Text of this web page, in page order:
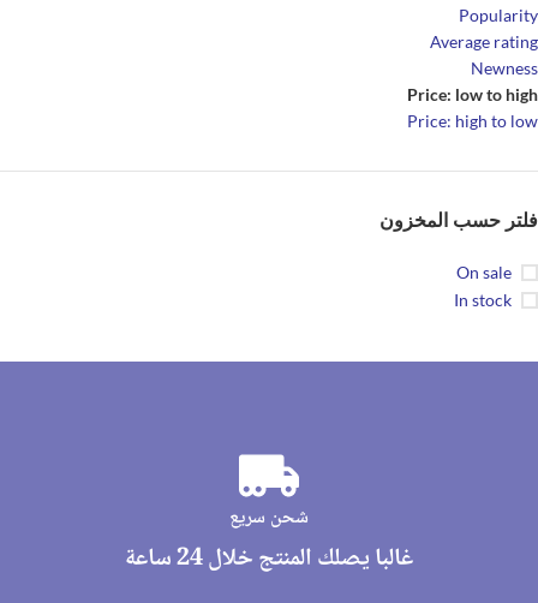
Popularity
Average rating
Newness
Price: low to high
Price: high to low
فلتر حسب المخزون
On sale
In stock
شحن سريع
غالبا يصلك المنتج خلال 24 ساعة